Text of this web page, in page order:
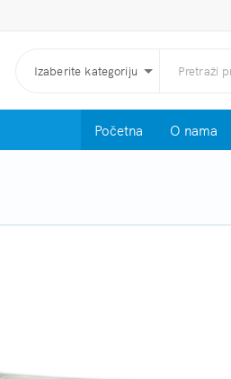
Izaberite kategoriju
Početna O nama